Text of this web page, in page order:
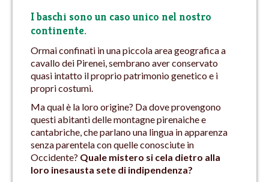
I baschi sono un caso unico nel nostro
continente.
Ormai confinati in una piccola area geografica a
cavallo dei Pirenei, sembrano aver conservato
quasi intatto il proprio patrimonio genetico e i
propri costumi.
Ma qual è la loro origine? Da dove provengono
questi abitanti delle montagne pirenaiche e
cantabriche, che parlano una lingua in apparenza
senza parentela con quelle conosciute in
Occidente? Quale mistero si cela dietro alla
loro inesausta sete di indipendenza?